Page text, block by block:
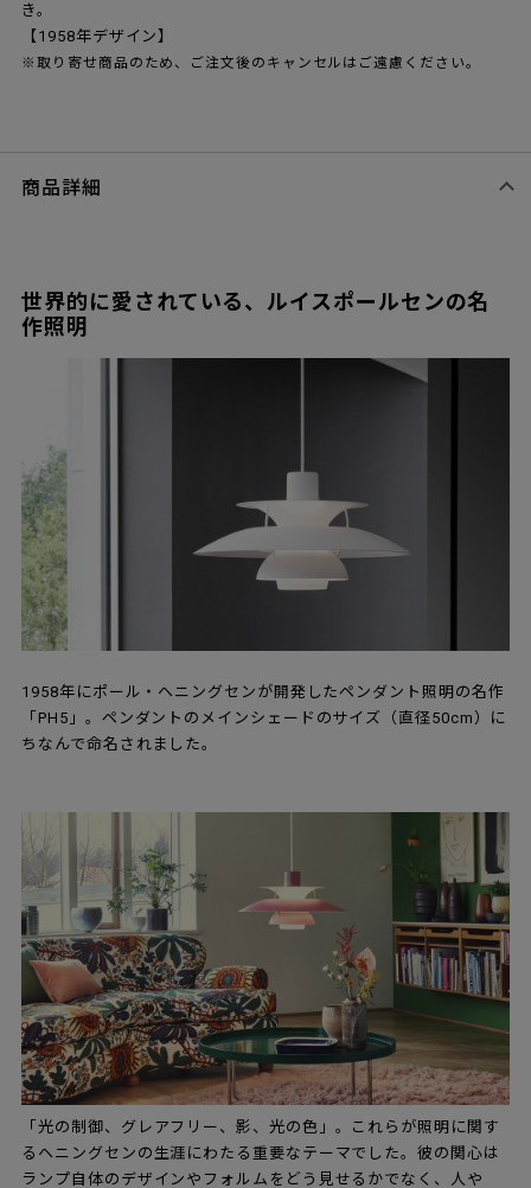
き。
【1958年デザイン】
※取り寄せ商品のため、ご注文後のキャンセルはご遠慮ください。
商品詳細
世界的に愛されている、ルイスポールセンの名
作照明
1958年にポール・ヘニングセンが開発したペンダント照明の名作
「PH5」。ペンダントのメインシェードのサイズ（直径50cm）に
ちなんで命名されました。
「光の制御、グレアフリー、影、光の色」。これらが照明に関す
るヘニングセンの生涯にわたる重要なテーマでした。彼の関心は
ランプ自体のデザインやフォルムをどう見せるかでなく、人や